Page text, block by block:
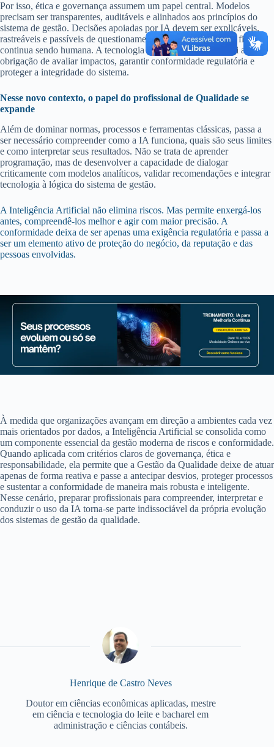
Por isso, ética e governança assumem um papel central. Modelos
precisam ser transparentes, auditáveis e alinhados aos princípios do
sistema de gestão. Decisões apoiadas por IA devem ser explicáveis,
rastreáveis e passíveis de questionamento. A responsabilidade final
continua sendo humana. A tecnologia apoia, mas não substitui a
obrigação de avaliar impactos, garantir conformidade regulatória e
proteger a integridade do sistema.
Nesse novo contexto, o papel do profissional de Qualidade se
expande
Além de dominar normas, processos e ferramentas clássicas, passa a
ser necessário compreender como a IA funciona, quais são seus limites
e como interpretar seus resultados. Não se trata de aprender
programação, mas de desenvolver a capacidade de dialogar
criticamente com modelos analíticos, validar recomendações e integrar
tecnologia à lógica do sistema de gestão.
A Inteligência Artificial não elimina riscos. Mas permite enxergá-los
antes, compreendê-los melhor e agir com maior precisão. A
conformidade deixa de ser apenas uma exigência regulatória e passa a
ser um elemento ativo de proteção do negócio, da reputação e das
pessoas envolvidas.
À medida que organizações avançam em direção a ambientes cada vez
mais orientados por dados, a Inteligência Artificial se consolida como
um componente essencial da gestão moderna de riscos e conformidade.
Quando aplicada com critérios claros de governança, ética e
responsabilidade, ela permite que a Gestão da Qualidade deixe de atuar
apenas de forma reativa e passe a antecipar desvios, proteger processos
e sustentar a conformidade de maneira mais robusta e inteligente.
Nesse cenário, preparar profissionais para compreender, interpretar e
conduzir o uso da IA torna-se parte indissociável da própria evolução
dos sistemas de gestão da qualidade.
Henrique de Castro Neves
Doutor em ciências econômicas aplicadas, mestre
em ciência e tecnologia do leite e bacharel em
administração e ciências contábeis.